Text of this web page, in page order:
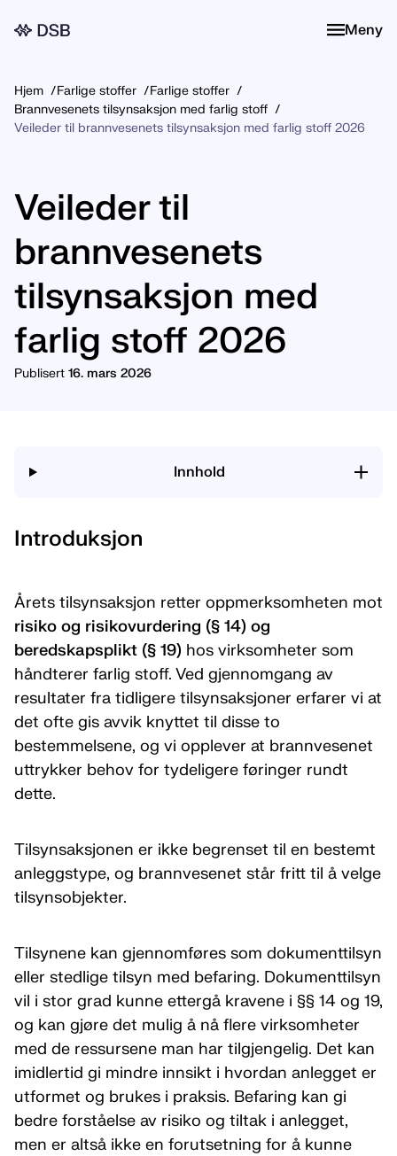
Meny
Meny
Hjem Farlige stoffer
Farlige stoffer
Brannvesenets tilsynsaksjon med farlig stoff
Veileder til brannvesenets tilsynsaksjon med farlig stoff 2026
Veileder til
brannvesenets
tilsynsaksjon med
farlig stoff 2026
Publisert 16. mars 2026
Innhold
Introduksjon
Årets tilsynsaksjon retter oppmerksomheten mot
risiko og risikovurdering (§ 14) og
beredskapsplikt (§ 19) hos virksomheter som
håndterer farlig stoff. Ved gjennomgang av
resultater fra tidligere tilsynsaksjoner erfarer vi at
det ofte gis avvik knyttet til disse to
bestemmelsene, og vi opplever at brannvesenet
uttrykker behov for tydeligere føringer rundt
dette.
Tilsynsaksjonen er ikke begrenset til en bestemt
anleggstype, og brannvesenet står fritt til å velge
tilsynsobjekter.
Tilsynene kan gjennomføres som dokumenttilsyn
eller stedlige tilsyn med befaring. Dokumenttilsyn
vil i stor grad kunne ettergå kravene i §§ 14 og 19,
og kan gjøre det mulig å nå flere virksomheter
med de ressursene man har tilgjengelig. Det kan
imidlertid gi mindre innsikt i hvordan anlegget er
utformet og brukes i praksis. Befaring kan gi
bedre forståelse av risiko og tiltak i anlegget,
men er altså ikke en forutsetning for å kunne